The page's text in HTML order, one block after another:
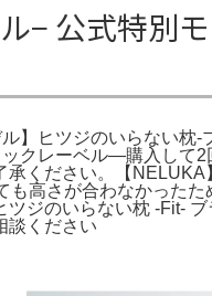
− 公式特別
】ヒツジのいらない枕
クレーベル―購入して
ください。【
高さが合わなかった
のいらない枕 -Fit- ブ
談ください